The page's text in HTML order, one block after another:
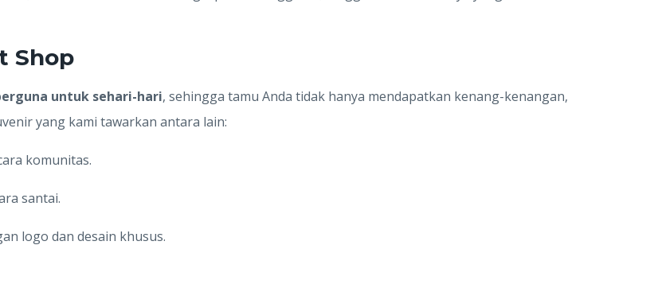
Shop
untuk sehari-hari, sehingga tamu Anda tidak hanya mendapatkan kenang-kenangan,
yang kami tawarkan antara lain:
komunitas.
santai.
logo dan desain khusus.